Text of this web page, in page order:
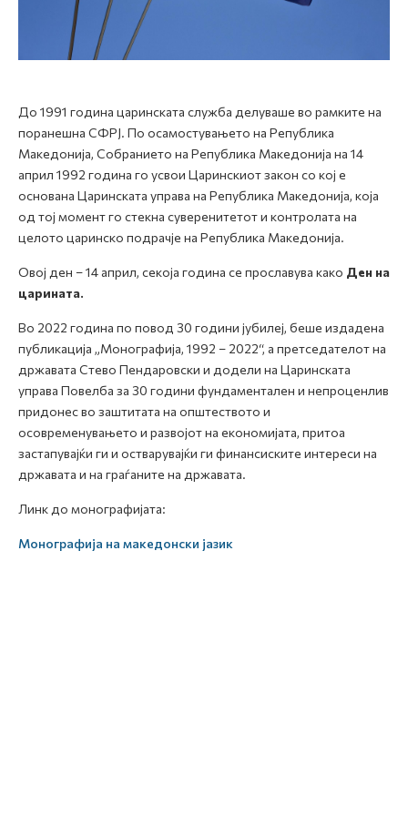
До 1991 година царинската служба делуваше во рамките на
поранешна СФРЈ. По осамостувањето на Република
Македонија, Собранието нa Рeпублика Македонија на 14
април 1992 година го усвои Царинскиот закон со кој е
основана Царинската управа на Република Македонија, која
од тој момент го стекна суверенитетот и контролата на
целото царинско подрачје на Република Македонија.
Овој ден – 14 април, секоја година се прославува како Ден на
царината.
Во 2022 година по повод 30 години јубилеј, беше издадена
публикација „Mонографија, 1992 – 2022“, а претседателот на
државата Стево Пендаровски и додели на Царинската
управа Повелба за 30 години фундаментален и непроценлив
придонес во заштитата на општеството и
осовремeнувањето и развојот на економијата, притоа
застапувајќи ги и остварувајќи ги финансиските интереси на
државата и на граѓаните на државата.
Линк до монографијата:
Монографија на македонски јазик